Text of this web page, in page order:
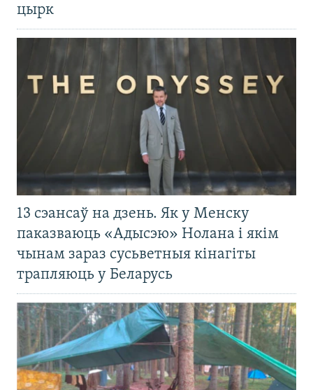
цырк
13 сэансаў на дзень. Як у Менску
паказваюць «Адысэю» Нолана і якім
чынам зараз сусьветныя кінагіты
трапляюць у Беларусь